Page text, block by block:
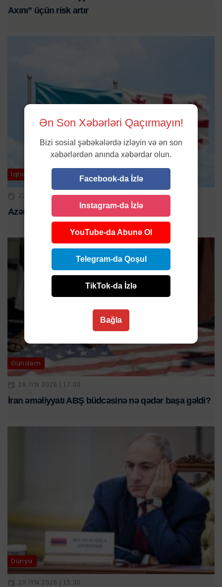
Axını” üçün risk artır
İqtisadiyyat
22 FEV 2026 | 14:58
Azərbaycanın Gürcüstana ixracı 7,3 faiz artdı
Gündəm
18 IYN 2026 | 17:00
İran əməliyyatı ABŞ büdcəsinə nə qədər başa gəldi?
Dünya
20 IYN 2026 | 15:30
Ən Son Xəbərləri Qaçırmayın!
Bizi sosial şəbəkələrdə izləyin və ən son
xəbərlərdən anında xəbərdar olun.
Facebook-da İzlə
Instagram-da İzlə
YouTube-da Abunə Ol
Telegram-da Qoşul
TikTok-da İzlə
Bağla